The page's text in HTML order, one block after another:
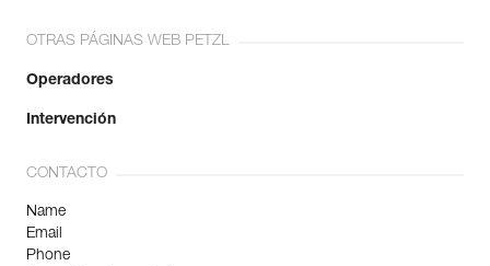
OTRAS PÁGINAS WEB PETZL
Operadores
Intervención
CONTACTO
Name
Email
Phone